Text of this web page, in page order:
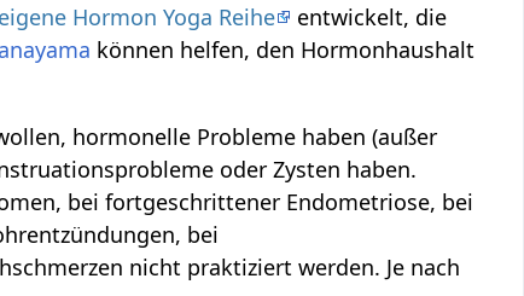
eigene Hormon Yoga Reihe
entwickelt, die
können helfen, den Hormonhaushalt
hormonelle Probleme haben (außer
oder Zysten haben.
bei fortgeschrittener Endometriose, bei
bei
nicht praktiziert werden. Je nach